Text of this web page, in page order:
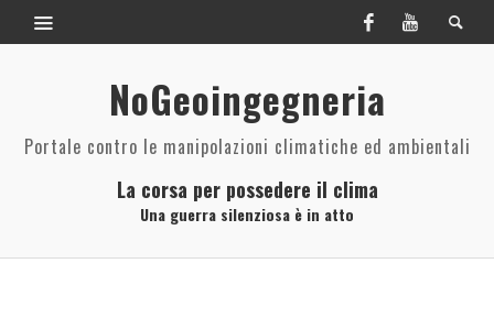
NoGeoingegneria
Portale contro le manipolazioni climatiche ed ambientali
La corsa per possedere il clima
Una guerra silenziosa è in atto